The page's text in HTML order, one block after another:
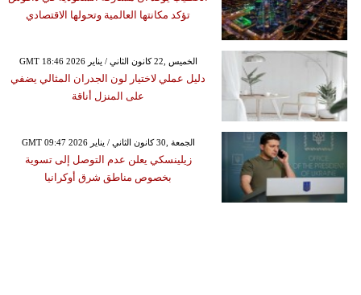
تؤكد مكانتها العالمية وتحولها الاقتصادي
GMT 18:46 2026 الخميس ,22 كانون الثاني / يناير
دليل عملي لاختيار لون الجدران المثالي يضفي
على المنزل أناقة
GMT 09:47 2026 الجمعة ,30 كانون الثاني / يناير
زيلينسكي يعلن عدم التوصل إلى تسوية
بخصوص مناطق شرق أوكرانيا